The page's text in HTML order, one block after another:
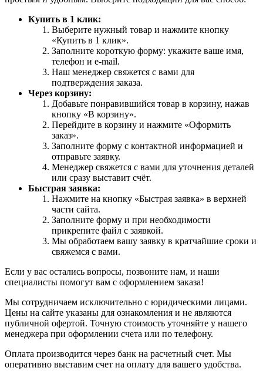
Купить в 1 клик:
Выберите нужный товар и нажмите кнопку
«Купить в 1 клик».
Заполните короткую форму: укажите ваше имя,
телефон и e-mail.
Наш менеджер свяжется с вами для
подтверждения заказа.
Через корзину:
Добавьте понравившийся товар в корзину, нажав
кнопку «В корзину».
Перейдите в корзину и нажмите «Оформить
заказ».
Заполните форму с контактной информацией и
отправьте заявку.
Менеджер свяжется с вами для уточнения деталей
или сразу выставит счёт.
Быстрая заявка:
Нажмите на кнопку «Быстрая заявка» в верхней
части сайта.
Заполните форму и при необходимости
прикрепите файл с заявкой.
Мы обработаем вашу заявку в кратчайшие сроки и
свяжемся с вами.
Если у вас остались вопросы, позвоните нам, и наши
специалисты помогут вам с оформлением заказа!
Мы сотрудничаем исключительно с юридическими лицами.
Цены на сайте указаны для ознакомления и не являются
публичной офертой. Точную стоимость уточняйте у нашего
менеджера при оформлении счета или по телефону.
Оплата производится через банк на расчетный счет. Мы
оперативно выставим счет на оплату для вашего удобства.